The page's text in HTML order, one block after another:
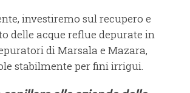
investiremo sul recupero e
delle acque reflue depurate in
di Marsala e Mazara,
stabilmente per fini irrigui.